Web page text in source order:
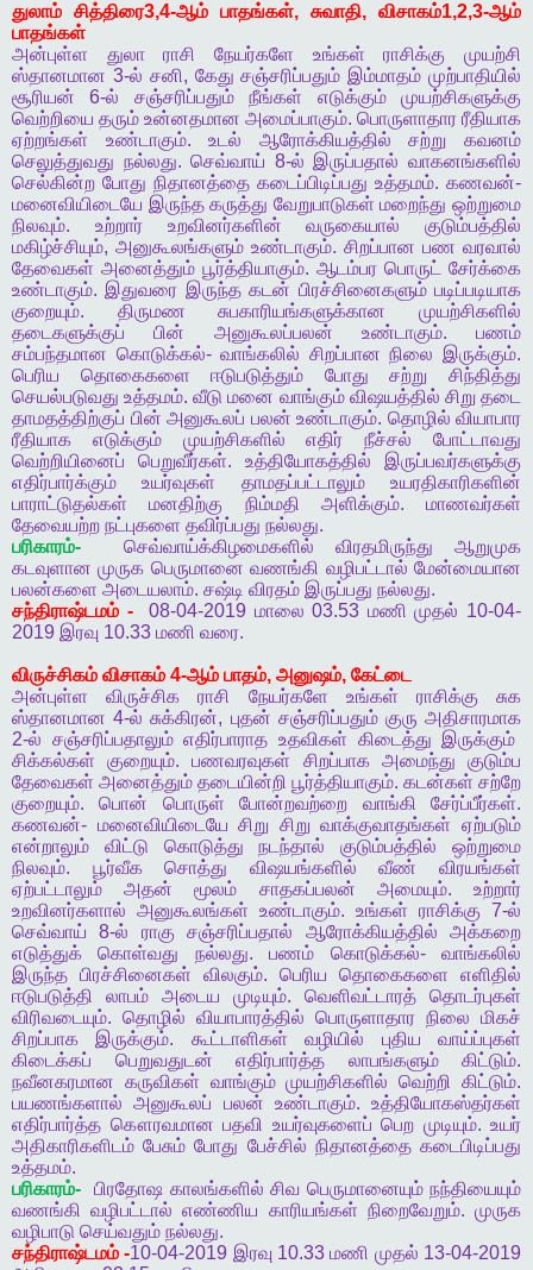
துலாம் சித்திரை3,4-ஆம் பாதங்கள், சுவாதி, விசாகம்1,2,3-ஆம்
பாதங்கள்
அன்புள்ள
துலா ராசி நேயர்களே உங்கள் ராசிக்கு
முயற்சி
ஸ்தானமான 3-ல் சனி, கேது சஞ்சரிப்பதும் இம்மாதம் முற்பாதியில்
சூரியன் 6-ல் சஞ்சரிப்பதும் நீங்கள் எடுக்கும்
முயற்சிகளுக்கு
வெற்றியை தரும் உன்னதமான அமைப்பாகும். பொருளாதார ரீதியாக
ஏற்றங்கள்
உண்டாகும்.உடல் ஆரோக்கியத்தில் சற்று
கவனம்
செலுத்துவது நல்லது.செவ்வாய் 8-ல் இருப்பதால் வாகனங்களில்
செல்கின்ற போது நிதானத்தை கடைப்பிடிப்பது உத்தமம். கணவன்-
மனைவியிடையே இருந்த கருத்து வேறுபாடுகள் மறைந்து ஒற்றுமை
நிலவும். உற்றார் உறவினர்களின் வருகையால்
குடும்பத்தில்
மகிழ்ச்சியும், அனுகூலங்களும் உண்டாகும். சிறப்பான பண வரவால்
தேவைகள் அனைத்தும் பூர்த்தியாகும். ஆடம்பர பொருட் சேர்க்கை
உண்டாகும். இதுவரை இருந்த கடன் பிரச்சினைகளும் படிப்படியாக
குறையும். திருமண சுபகாரியங்களுக்கான
முயற்சிகளில்
தடைகளுக்குப்
பின் அனுகூலப்பலன் உண்டாகும். பணம்
சம்பந்தமான கொடுக்கல்-வாங்கலில் சிறப்பான நிலை இருக்கும்.
பெரிய
தொகைகளை ஈடுபடுத்தும் போது சற்று
சிந்தித்து
செயல்படுவது உத்தமம்.வீடு மனை வாங்கும் விஷயத்தில் சிறு தடை
தாமதத்திற்குப் பின் அனுகூலப் பலன் உண்டாகும். தொழில் வியாபார
ரீதியாக
எடுக்கும் முயற்சிகளில் எதிர் நீச்சல்
போட்டாவது
வெற்றியினைப்
பெறுவீர்கள். உத்தியோகத்தில்
இருப்பவர்களுக்கு
எதிர்பார்க்கும்
உயர்வுகள் தாமதப்பட்டாலும்
உயரதிகாரிகளின்
பாராட்டுதல்கள்
மனதிற்கு நிம்மதி அளிக்கும். மாணவர்கள்
தேவையற்ற நட்புகளை தவிர்ப்பது நல்லது.
பரிகாரம்- செவ்வாய்க்கிழமைகளில் விரதமிருந்து
ஆறுமுக
கடவுளான முருக பெருமானை வணங்கி வழிபட்டால் மேன்மையான
பலன்களை அடையலாம். சஷ்டி விரதம் இருப்பது நல்லது.
சந்திராஷ்டமம் - 08-04-2019 மாலை 03.53 மணி முதல் 10-04-
2019 இரவு 10.33 மணி வரை.
விருச்சிகம் விசாகம் 4-ஆம் பாதம், அனுஷம், கேட்டை
அன்புள்ள
விருச்சிக ராசி நேயர்களே உங்கள் ராசிக்கு
சுக
ஸ்தானமான 4-ல் சுக்கிரன், புதன் சஞ்சரிப்பதும் குரு அதிசாரமாக
2-ல் சஞ்சரிப்பதாலும் எதிர்பாராத உதவிகள் கிடைத்து இருக்கும்
சிக்கல்கள்
குறையும்.பணவரவுகள் சிறப்பாக அமைந்து
குடும்ப
தேவைகள் அனைத்தும் தடையின்றி பூர்த்தியாகும். கடன்கள் சற்றே
குறையும்.பொன் பொருள் போன்றவற்றை வாங்கி சேர்ப்பீர்கள்.
கணவன்- மனைவியிடையே சிறு சிறு வாக்குவாதங்கள் ஏற்படும்
என்றாலும்
விட்டு கொடுத்து நடந்தால் குடும்பத்தில்
ஒற்றுமை
நிலவும். பூர்வீக சொத்து விஷயங்களில் வீண்
விரயங்கள்
ஏற்பட்டாலும்
அதன் மூலம் சாதகப்பலன் அமையும்.உற்றார்
உறவினர்களால் அனுகூலங்கள் உண்டாகும். உங்கள் ராசிக்கு 7-ல்
செவ்வாய் 8-ல் ராகு சஞ்சரிப்பதால் ஆரோக்கியத்தில்
அக்கறை
எடுத்துக்
கொள்வது நல்லது.பணம் கொடுக்கல்-வாங்கலில்
இருந்த பிரச்சினைகள் விலகும். பெரிய தொகைகளை
எளிதில்
ஈடுபடுத்தி
லாபம் அடைய முடியும். வெளிவட்டாரத்
தொடர்புகள்
விரிவடையும். தொழில் வியாபாரத்தில் பொருளாதார நிலை மிகச்
சிறப்பாக
இருக்கும். கூட்டாளிகள் வழியில் புதிய
வாய்ப்புகள்
கிடைக்கப்
பெறுவதுடன் எதிர்பார்த்த லாபங்களும் கிட்டும்.
நவீனகரமான கருவிகள் வாங்கும் முயற்சிகளில் வெற்றி கிட்டும்.
பயணங்களால்
அனுகூலப் பலன் உண்டாகும். உத்தியோகஸ்தர்கள்
எதிர்பார்த்த கௌரவமான பதவி உயர்வுகளைப் பெற முடியும். உயர்
அதிகாரிகளிடம் பேசும் போது பேச்சில் நிதானத்தை கடைபிடிப்பது
உத்தமம்.
பரிகாரம்- பிரதோஷ காலங்களில் சிவ பெருமானையும் நந்தியையும்
வணங்கி
வழிபட்டால் எண்ணிய காரியங்கள் நிறைவேறும்.முருக
வழிபாடு செய்வதும் நல்லது.
சந்திராஷ்டமம் -10-04-2019 இரவு 10.33மணி முதல் 13-04-2019